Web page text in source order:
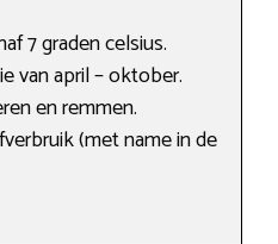
7 graden celsius.
van april – oktober.
en remmen.
(met name in de